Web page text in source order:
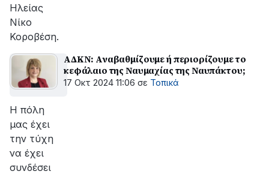
Ηλείας
Νίκο
Κοροβέση.
ΑΔΚΝ: Αναβαθμίζουμε ή περιορίζουμε το
κεφάλαιο της Ναυμαχίας της Ναυπάκτου;
17 Οκτ 2024 11:06 σε Τοπικά
Η πόλη
μας έχει
την τύχη
να έχει
συνδέσει